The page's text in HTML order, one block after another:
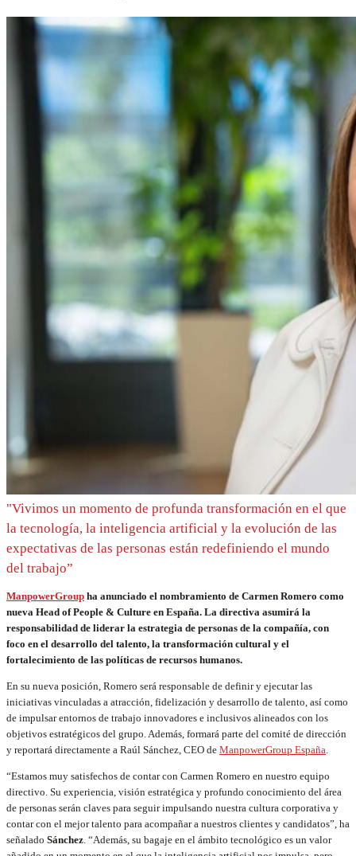
"Vivimos un momento de profunda transformación en el que
la tecnología, la inteligencia artificial y la evolución de las
expectativas de las personas están redefiniendo el mundo
del trabajo”
ManpowerGroup ha anunciado el nombramiento de Carmen Romero como
nueva Head of People & Culture en España. La directiva asumirá la
responsabilidad de liderar la estrategia de personas de la compañía, con
foco en el desarrollo del talento, la transformación cultural y el
fortalecimiento de las políticas de recursos humanos.
En su nueva posición, Romero será responsable de definir y ejecutar las
iniciativas vinculadas a atracción, fidelización y desarrollo de talento, así como
de impulsar entornos de trabajo innovadores e inclusivos alineados con los
objetivos estratégicos del grupo. Además, formará parte del comité de dirección
y reportará directamente a Raúl Sánchez, CEO de ManpowerGroup España.
“Estamos muy satisfechos de contar con Carmen Romero en nuestro equipo
directivo. Su experiencia, visión estratégica y profundo conocimiento del área
de personas serán claves para seguir impulsando nuestra cultura corporativa y
contar con el mejor talento para acompañar a nuestros clientes y candidatos”, ha
señalado Sánchez. “Además, su bagaje en el ámbito tecnológico es un valor